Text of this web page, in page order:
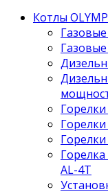
Котлы
AL-4T